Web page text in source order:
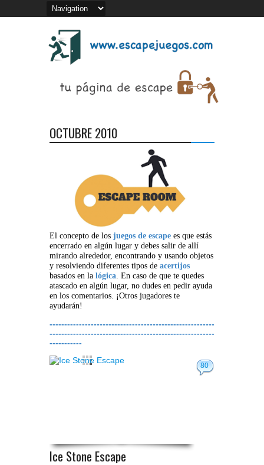
OCTUBRE 2010
El concepto de los juegos de escape es que estás
encerrado en algún lugar y debes salir de allí
mirando alrededor, encontrando y usando objetos
y resolviendo diferentes tipos de acertijos
basados en la lógica. En caso de que te quedes
atascado en algún lugar, no dudes en pedir ayuda
en los comentarios. ¡Otros jugadores te
ayudarán!
--------------------------------------------------------
--------------------------------------------------------
-----------
80
Ice Stone Escape